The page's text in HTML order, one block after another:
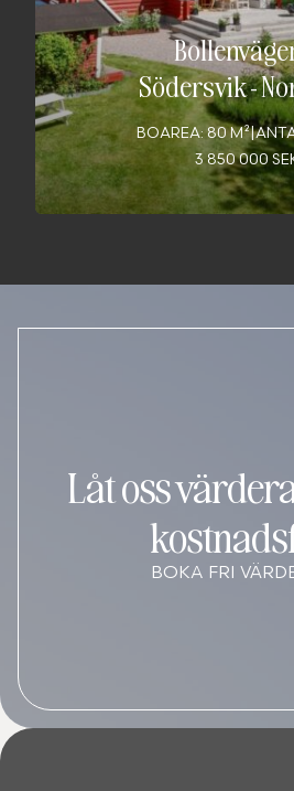
Södersvik-
BOAREA: 80 M²|
3 850 000
Låt oss
BOKA FRI